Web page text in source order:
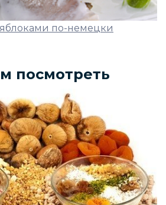
по-немецки
посмотреть